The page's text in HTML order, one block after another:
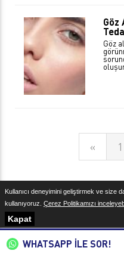
Göz
Göz
« 1
WHATSAPP İLE SOR!
Kullanıcı deneyimini geliştirmek ve size
kullanıyoruz. Çerez Politikamızı
Kapat